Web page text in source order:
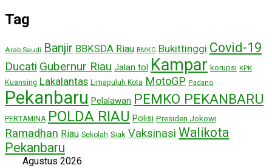
Tag
Arab Saudi Banjir BBKSDA Riau BMKG Bukittinggi Covid-19
Ducati Gubernur Riau Jalan tol Kampar korupsi KPK
Kuansing Lakalantas Limapuluh Kota MotoGP Padang
Pekanbaru Pelalawan PEMKO PEKANBARU
PERTAMINA POLDA RIAU Polisi Presiden Jokowi
Ramadhan Riau Sekolah Siak Vaksinasi Walikota
Pekanbaru
Agustus 2026